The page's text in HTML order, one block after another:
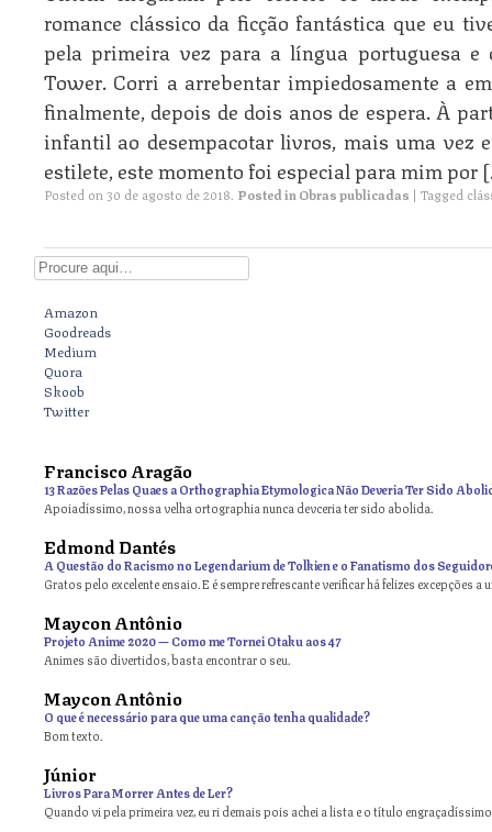
romance clássico da ficção fantástica que eu
pela primeira vez para a língua portuguesa
Tower. Corri a arrebentar impiedosamente a
finalmente, depois de dois anos de espera. À
infantil ao desempacotar livros, mais uma vez
estilete, este momento foi especial para mim por
Posted on 30 de agosto de 2018. Posted in Obras publicadas | Tagged
Digite aqui
Amazon
Goodreads
Medium
Quora
Skoob
Twitter
Francisco Aragão
13 Razões Pelas Quaes a Orthographia Etymologica Não Deveria Ter Sido
Apoiadíssimo, nossa velha ortographia nunca devceria ter sido abolida.
Edmond Dantés
A Questão do Racismo no Legendarium de Tolkien e o Fanatismo dos
Gratos pelo excelente ensaio. E é sempre refrescante verificar há felizes excepções a
Maycon Antônio
Projeto Anime 2020 — Como me Tornei Otaku aos 47
Animes são divertidos, basta encontrar o seu.
Maycon Antônio
O que é necessário para que uma canção tenha qualidade?
Bom texto.
Júnior
Livros Para Morrer Antes de Ler?
Quando vi pela primeira vez, eu ri demais pois achei a lista e o título